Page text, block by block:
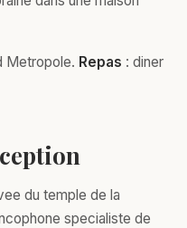
Metropole. Repas : diner
du temple de la
specialiste de